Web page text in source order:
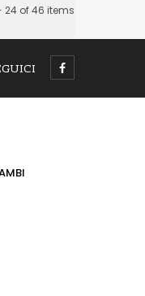
24 of 46 items